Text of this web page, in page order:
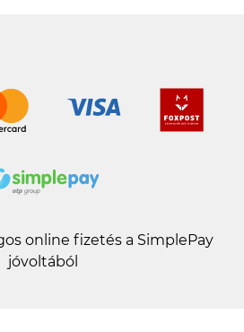
online fizetés a SimplePay
jóvoltából